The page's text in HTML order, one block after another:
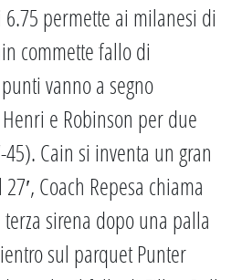
6.75 permette ai milanesi di
commette fallo di
vanno a segno
e Robinson per due
Cain si inventa un gran
Coach Repesa chiama
sirena dopo una palla
sul parquet Punter